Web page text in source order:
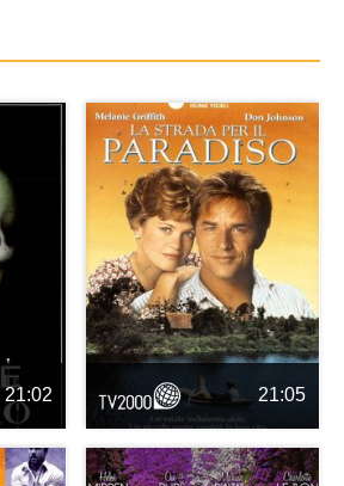
21:02 21:05